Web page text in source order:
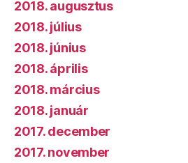
2018. augusztus
2018. július
2018. június
2018. április
2018. március
2018. január
2017. december
2017. november